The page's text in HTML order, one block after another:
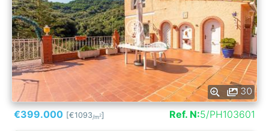
30
€399.000 [€1093/m2] Ref. N:5/PH103601